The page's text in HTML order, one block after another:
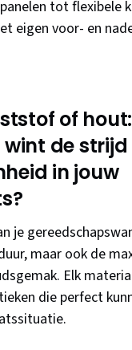
tot flexibele
eigen voor- en
of
de strijd
in jouw
je
maar ook de
Elk
die perfect